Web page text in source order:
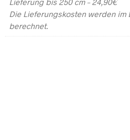
Die Lieferungskosten werden im
berechnet.